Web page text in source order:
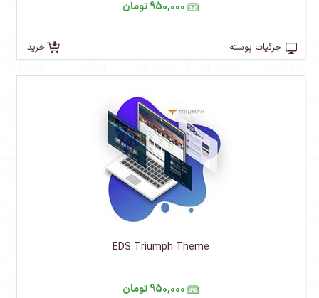
جزئیات پوسته خرید
EDS Triumph Theme